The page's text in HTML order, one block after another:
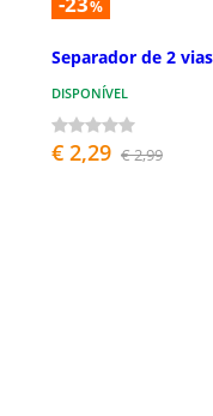
%
Separador de 2
DISPONÍVEL
€ 2,29 € 2,99